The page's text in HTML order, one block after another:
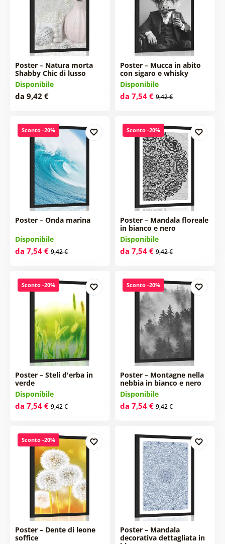
Poster – Natura morta
Shabby Chic di lusso
Disponibile
da 9,42 €
Poster – Mucca in abito
con sigaro e whisky
Disponibile
da 7,54 € 9,42 €
Sconto -20%
Poster – Onda marina
Disponibile
da 7,54 € 9,42 €
Sconto -20%
Poster – Mandala floreale
in bianco e nero
Disponibile
da 7,54 € 9,42 €
Sconto -20%
Poster – Steli d'erba in
verde
Disponibile
da 7,54 € 9,42 €
Sconto -20%
Poster – Montagne nella
nebbia in bianco e nero
Disponibile
da 7,54 € 9,42 €
Sconto -20%
Poster – Dente di leone
soffice
Poster – Mandala
decorativa dettagliata in